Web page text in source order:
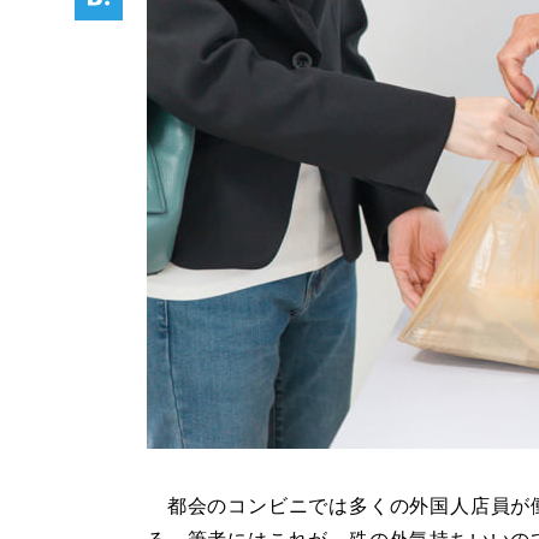
都会のコンビニでは多くの外国人店員が